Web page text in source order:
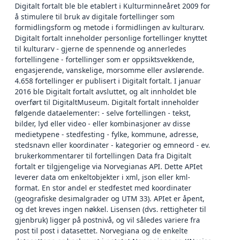
Digitalt fortalt ble ble etablert i Kulturminneåret 2009 for
å stimulere til bruk av digitale fortellinger som
formidlingsform og metode i formidlingen av kulturarv.
Digitalt fortalt inneholder personlige fortellinger knyttet
til kulturarv - gjerne de spennende og annerledes
fortellingene - fortellinger som er oppsiktsvekkende,
engasjerende, vanskelige, morsomme eller avslørende.
4.658 fortellinger er publisert i Digitalt fortalt. I januar
2016 ble Digitalt fortalt avsluttet, og alt innholdet ble
overført til DigitaltMuseum. Digitalt fortalt inneholder
følgende dataelementer: - selve fortellingen - tekst,
bilder, lyd eller video - eller kombinasjoner av disse
medietypene - stedfesting - fylke, kommune, adresse,
stedsnavn eller koordinater - kategorier og emneord - ev.
brukerkommentarer til fortellingen Data fra Digitalt
fortalt er tilgjengelige via Norvegianas API. Dette APIet
leverer data om enkeltobjekter i xml, json eller kml-
format. En stor andel er stedfestet med koordinater
(geografiske desimalgrader og UTM 33). APIet er åpent,
og det kreves ingen nøkkel. Lisensen (dvs. rettigheter til
gjenbruk) ligger på postnivå, og vil således variere fra
post til post i datasettet. Norvegiana og de enkelte